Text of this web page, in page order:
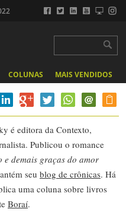
COLUNAS MAIS VENDIDOS
é editora da Contexto,
Publicou o romance
e demais graças do amor
seu blog de crônicas. Há
uma coluna sobre livros
Boraí.